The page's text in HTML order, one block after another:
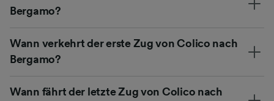
Bergamo?
Wann verkehrt der erste Zug von Colico nach
Bergamo?
Wann fährt der letzte Zug von Colico nach